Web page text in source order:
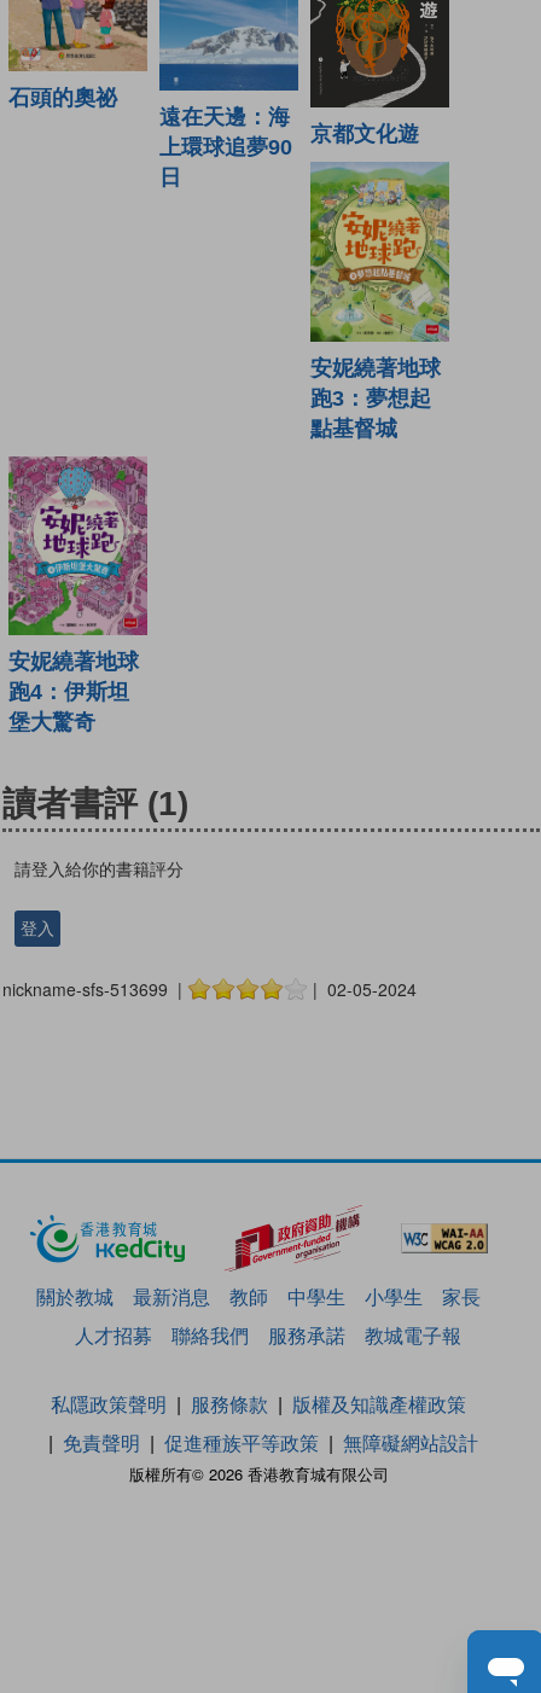
石頭的奧祕
遠在天邊：海
上環球追夢90
日
京都文化遊
安妮繞著地球
跑3：夢想起
點基督城
安妮繞著地球
跑4：伊斯坦
堡大驚奇
讀者書評 (1)
請登入給你的書籍評分
登入
nickname-sfs-513699 | | 02-05-2024
關於教城 最新消息 教師 中學生 小學生
家長
人才招募
聯絡我們 服務承諾 教城電子報
版權所有© 2026 香港教育城有限公司
私隱政策聲明 服務條款
版權及知識產權政策
免責聲明
促進種族平等政策 無障礙網站設計